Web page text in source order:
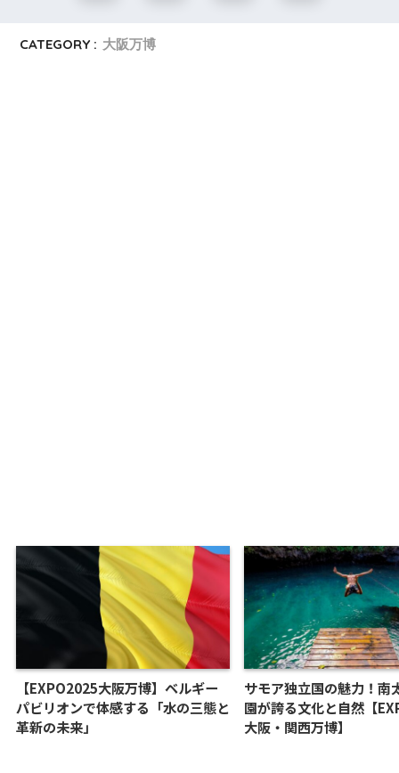
CATEGORY : 大阪万博
【EXPO2025大阪万博】ベルギー
パビリオンで体感する「水の三態と
革新の未来」
サモア独立国の魅力！南
園が誇る文化と自然【
大阪・関西万博】